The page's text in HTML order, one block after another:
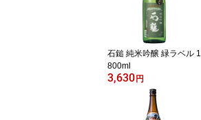
石鎚 純米吟醸 緑ラベル 1
800ml
3,630 円